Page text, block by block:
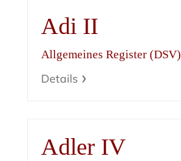
Adi II
Allgemeines Register (DSV)
Details
Adler IV